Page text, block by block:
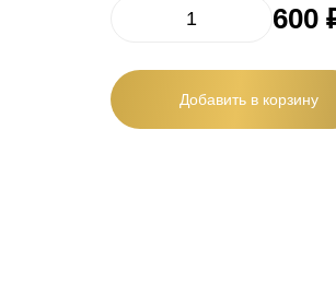
600
Добавить в корзину